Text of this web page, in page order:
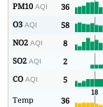
PM10AQI 36
O3AQI 58
NO2AQI 8
SO2AQI 2
COAQI 5
Temp
36